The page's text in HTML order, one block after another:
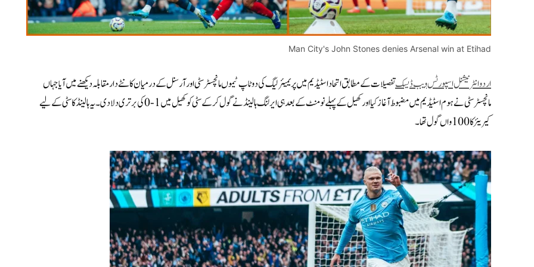
Man City's John Stones denies Arsenal win at Etihad
اردو انٹرنیشنل اسپورٹس ویب ڈیسکتفصیلات کے مطابق اتحاد اسٹیڈیم میں پریمیئر لیگ کی دو ٹاپ ٹیموں مانچسٹر سٹی اور آرسنل کے درمیان کانٹے دار مقابلہ دیکھنے میں آیا جہاں
مانچسٹر سٹی نے ہوم اسٹیڈیم میں مضبوط آغاز کیا اور کھیل کے پہلے نو منٹ کے بعد ہی ایرلنگ ہالینڈ نے گول کرکے سٹی کو کھیل میں 1-0 کی برتری دلا دی ۔ یہ ہالینڈ کا سٹی کے لیے
کیریئر کا 100 واں گول تھا۔